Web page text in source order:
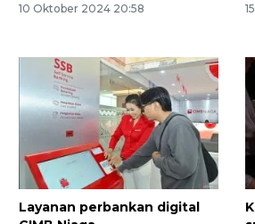
10 Oktober 2024 20:58
Layanan perbankan digital